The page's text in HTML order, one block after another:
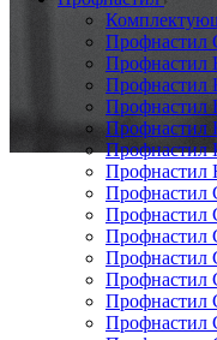
Профнастил
Профнастил
Профнастил
Профнастил
Профнастил
Профнастил
Профнастил
Профнастил
Профнастил
Профнастил
Профнастил
Профнастил
Профнастил
Профнастил